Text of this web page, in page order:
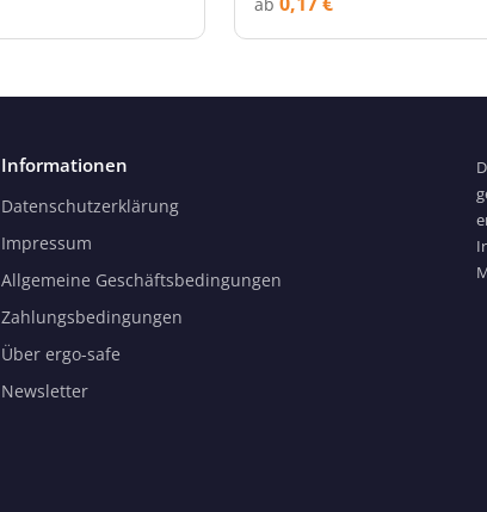
Informationen
Datenschutzerklärung
Impressum
Allgemeine Geschäftsbedingungen
Zahlungsbedingungen
Über ergo-safe
Newsletter